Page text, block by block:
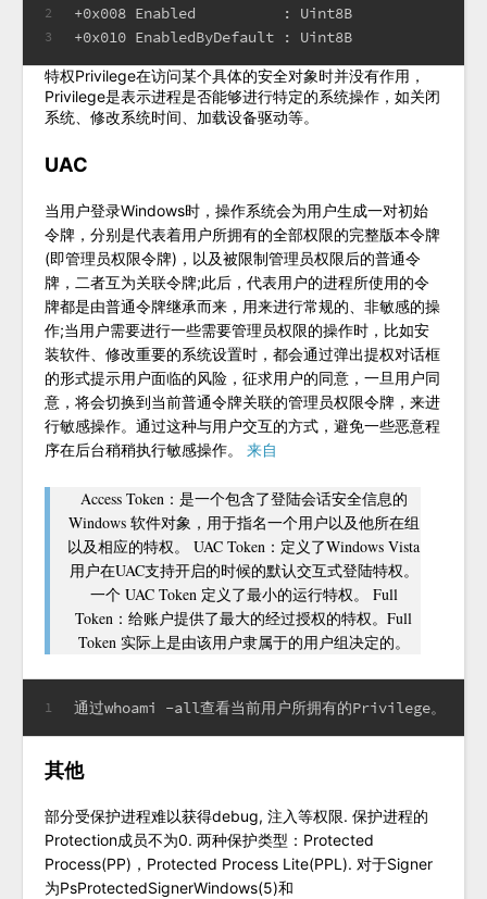
2
3
+0x008 Enabled          : Uint8B
+0x010 EnabledByDefault : Uint8B
特权Privilege在访问某个具体的安全对象时并没有作用，
Privilege是表示进程是否能够进行特定的系统操作，如关闭
系统、修改系统时间、加载设备驱动等。
UAC
当用户登录Windows时，操作系统会为用户生成一对初始
令牌，分别是代表着用户所拥有的全部权限的完整版本令牌
(即管理员权限令牌)，以及被限制管理员权限后的普通令
牌，二者互为关联令牌;此后，代表用户的进程所使用的令
牌都是由普通令牌继承而来，用来进行常规的、非敏感的操
作;当用户需要进行一些需要管理员权限的操作时，比如安
装软件、修改重要的系统设置时，都会通过弹出提权对话框
的形式提示用户面临的风险，征求用户的同意，一旦用户同
意，将会切换到当前普通令牌关联的管理员权限令牌，来进
行敏感操作。通过这种与用户交互的方式，避免一些恶意程
序在后台稍稍执行敏感操作。 来自
Access Token：是一个包含了登陆会话安全信息的
Windows 软件对象，用于指名一个用户以及他所在组
以及相应的特权。 UAC Token：定义了Windows Vista
用户在UAC支持开启的时候的默认交互式登陆特权。
一个 UAC Token 定义了最小的运行特权。 Full
Token：给账户提供了最大的经过授权的特权。Full
Token 实际上是由该用户隶属于的用户组决定的。
1 通过whoami -all查看当前用户所拥有的Privilege。
其他
部分受保护进程难以获得debug, 注入等权限. 保护进程的
Protection成员不为0. 两种保护类型：Protected
Process(PP)，Protected Process Lite(PPL). 对于Signer
为PsProtectedSignerWindows(5)和